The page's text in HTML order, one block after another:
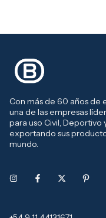
Con más de 60 años de
una de las empresas
para uso Civil, Deportivo
exportando sus
mundo.